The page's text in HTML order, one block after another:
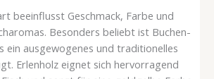
beeinflusst Geschmack, Farbe und
Besonders beliebt ist Buchen-
ein ausgewogenes und traditionelles
Erlenholz eignet sich hervorragend